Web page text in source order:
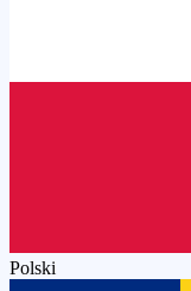
Polski